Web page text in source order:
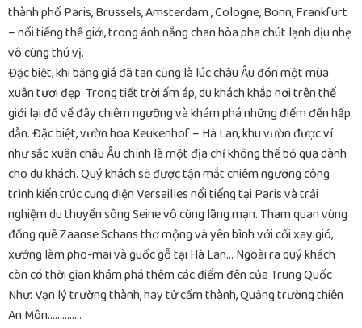
thành phố Paris, Brussels, Amsterdam , Cologne, Bonn, Frankfurt
– nổi tiếng thế giới, trong ánh nắng chan hòa pha chút lạnh dịu nhẹ
vô cùng thú vị.
Đặc biệt, khi băng giá đã tan cũng là lúc châu Âu đón một mùa
xuân tươi đẹp. Trong tiết trời ấm áp, du khách khắp nơi trên thế
giới lại đổ về đây chiêm ngưỡng và khám phá những điểm đến hấp
dẫn. Đặc biệt, vườn hoa Keukenhof – Hà Lan, khu vườn được ví
như sắc xuân châu Âu chính là một địa chỉ không thể bỏ qua dành
cho du khách. Quý khách sẽ được tận mắt chiêm ngưỡng công
trình kiến trúc cung điện Versailles nổi tiếng tại Paris và trải
nghiệm du thuyền sông Seine vô cùng lãng mạn. Tham quan vùng
đồng quê Zaanse Schans thơ mộng và yên bình với cối xay gió,
xưởng làm pho-mai và guốc gỗ tại Hà Lan… Ngoài ra quý khách
còn có thời gian khám phá thêm các điểm đên của Trung Quốc
Như: Vạn lý trường thành, hay tử cấm thành, Quảng trường thiên
An Môn…………..